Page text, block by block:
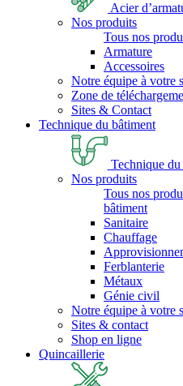
Acier
Nos produits
Tous nos
Armature
Accessoires
Notre équipe à votre
Zone de
Sites & Contact
Technique du bâtiment
Technique
Nos produits
Tous nos
bâtiment
Sanitaire
Chauffage
Ferblanterie
Métaux
Génie civil
Notre équipe à votre
Sites & contact
Shop en ligne
Quincaillerie